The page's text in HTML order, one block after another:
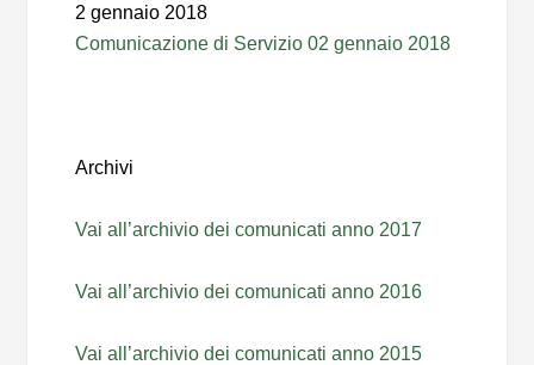
2 gennaio 2018
Comunicazione di Servizio 02 gennaio 2018
Archivi
Vai all’archivio dei comunicati anno 2017
Vai all’archivio dei comunicati anno 2016
Vai all’archivio dei comunicati anno 2015